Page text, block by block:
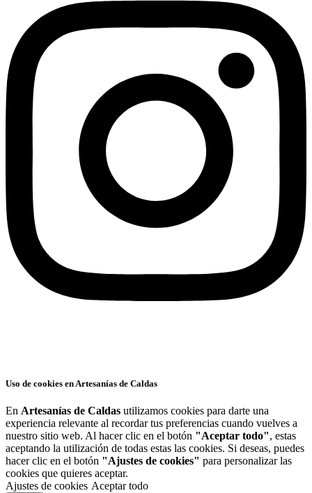
Uso de cookies en Artesanías de Caldas
En Artesanías de Caldas utilizamos cookies para darte una
experiencia relevante al recordar tus preferencias cuando vuelves a
nuestro sitio web. Al hacer clic en el botón "Aceptar todo", estas
aceptando la utilización de todas estas las cookies. Si deseas, puedes
hacer clic en el botón "Ajustes de cookies" para personalizar las
cookies que quieres aceptar.
Ajustes de cookies Aceptar todo